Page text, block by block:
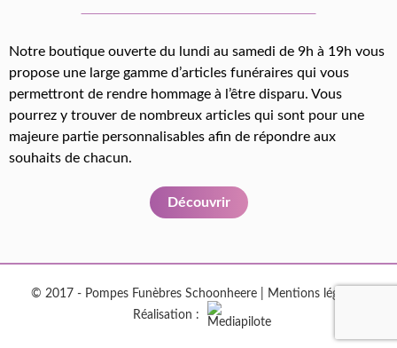
Notre boutique ouverte du lundi au samedi de 9h à 19h vous
propose une large gamme d’articles funéraires qui vous
permettront de rendre hommage à l’être disparu. Vous
pourrez y trouver de nombreux articles qui sont pour une
majeure partie personnalisables afin de répondre aux
souhaits de chacun.
Découvrir
© 2017 - Pompes Funèbres Schoonheere | Mentions légales
Réalisation :